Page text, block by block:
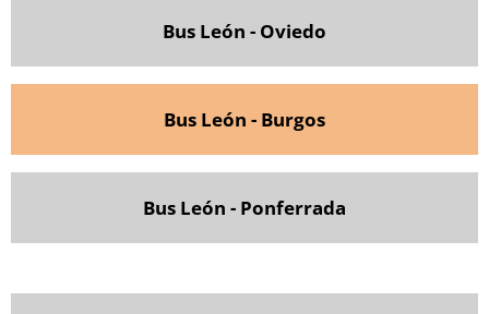
Bus León - Oviedo
Bus León - Burgos
Bus León - Ponferrada